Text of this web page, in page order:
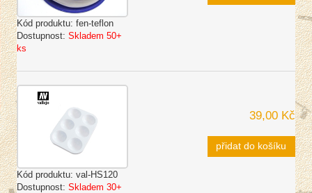
Kód produktu: fen-teflon
Dostupnost: Skladem 50+
ks
Kód produktu: val-HS120
Dostupnost: Skladem 30+
39,00 Kč
přidat do košíku